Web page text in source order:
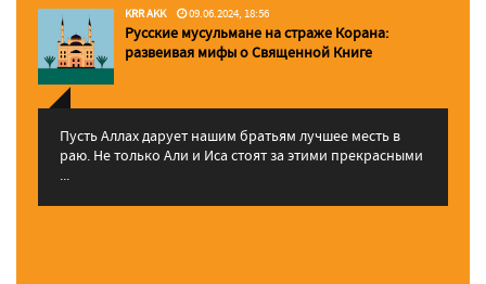
KRR AKK 09.06.2024, 18:56
Русские мусульмане на страже Корана:
pазвеивая мифы о Священной Книге
Пусть Аллах дарует нашим братьям лучшее месть в
раю. Не только Али и Иса стоят за этими прекрасными